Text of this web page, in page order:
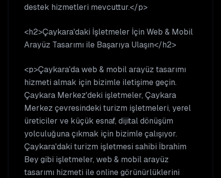
destek hizmetleri mevcuttur.</p>
<h2>Çaykara'daki İşletmeler İçin Web & Mobil
Arayüz Tasarımı ile Başarıya Ulaşın</h2>
<p>Çaykara'da web & mobil arayüz tasarımı
hizmeti almak için bizimle iletişime geçin.
Çaykara Merkez'deki işletmeler, Çaykara
Merkez çevresindeki turizm işletmeleri, yerel
üreticiler ve küçük esnaf, dijital dönüşüm
yolculuğuna çıkmak için bizimle çalışıyor.
Çaykara'daki turizm işletmesi sahibi İbrahim
Bey gibi işletmeler, web & mobil arayüz
tasarımı hizmeti ile online görünürlüklerini